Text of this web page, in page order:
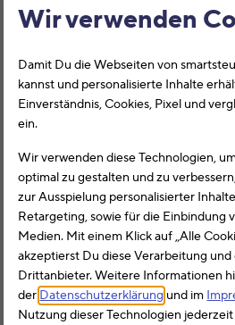
Wir verwenden
Damit Du die Webseiten von
kannst und personalisierte Inhalte
Einverständnis, Cookies, Pixel und
ein.
Wir verwenden diese Technologien,
optimal zu gestalten und zu
zur Ausspielung personalisierter
Retargeting, sowie für die Einbindung
Medien. Mit einem Klick auf „Alle
akzeptierst Du diese Verarbeitung
Drittanbieter. Weitere Informationen
der Datenschutzerklärung und im
Nutzung dieser Technologien
Scanner
Arbeitnehmer können die
einen Scanner als
wenn sie diesen beruflich
Arbeitnehmer den Scanner
die Kosten immer noch
werden. Unternehmer ziehen